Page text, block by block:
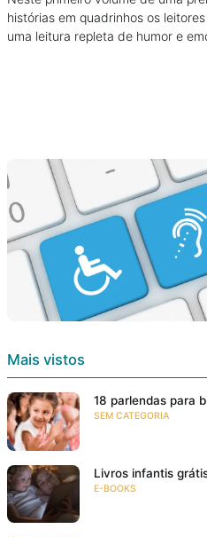
histórias em quadrinhos os
uma leitura repleta de humor e
Mais vistos
18 parlendas para
SEM CATEGORIA
Livros infantis
E-BOOKS